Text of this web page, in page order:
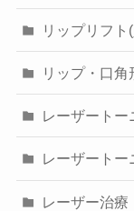
リップリフト
リップ・口角
レーザートー
レーザートー
レーザー治療